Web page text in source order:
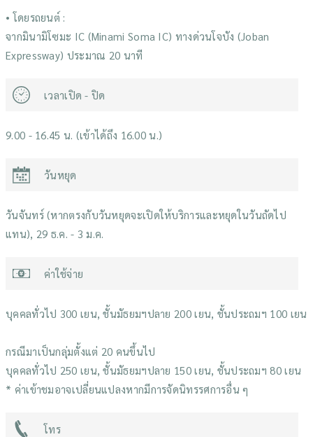
• โดยรถยนต์ :
จากมินามิโซมะ IC (Minami Soma IC) ทางด่วนโจบัง (Joban
Expressway) ประมาณ 20 นาที
เวลาเปิด - ปิด
9.00 - 16.45 น. (เข้าได้ถึง 16.00 น.)
วันหยุด
วันจันทร์ (หากตรงกับวันหยุดจะเปิดให้บริการและหยุดในวันถัดไป
แทน), 29 ธ.ค. - 3 ม.ค.
ค่าใช้จ่าย
บุคคลทั่วไป 300 เยน, ชั้นมัธยมฯปลาย 200 เยน, ชั้นประถมฯ 100 เยน
กรณีมาเป็นกลุ่มตั้งแต่ 20 คนขึ้นไป
บุคคลทั่วไป 250 เยน, ชั้นมัธยมฯปลาย 150 เยน, ชั้นประถมฯ 80 เยน
* ค่าเข้าชมอาจเปลี่ยนแปลงหากมีการจัดนิทรรศการอื่น ๆ
โทร